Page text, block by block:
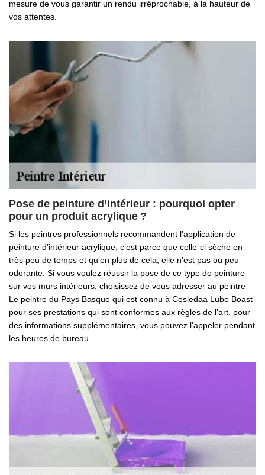
mesure de vous garantir un rendu irréprochable, à la hauteur de
vos attentes.
Pose de peinture d’intérieur : pourquoi opter
pour un produit acrylique ?
Si les peintres professionnels recommandent l’application de
peinture d’intérieur acrylique, c’est parce que celle-ci sèche en
très peu de temps et qu’en plus de cela, elle n’est pas ou peu
odorante. Si vous voulez réussir la pose de ce type de peinture
sur vos murs intérieurs, choisissez de vous adresser au peintre
Le peintre du Pays Basque qui est connu à Cosledaa Lube Boast
pour ses prestations qui sont conformes aux règles de l’art. pour
des informations supplémentaires, vous pouvez l’appeler pendant
les heures de bureau.